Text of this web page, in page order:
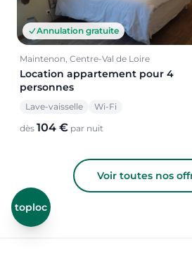
Annulation gratuite
Maintenon, Centre-Val de Loire
Location appartement pour 4
personnes
Lave-vaisselle Wi-Fi
dès 104 € par nuit
Voir toutes nos
toploc